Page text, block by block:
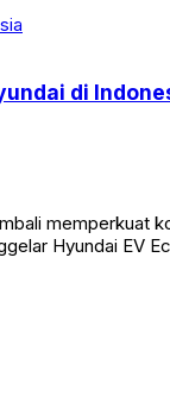
di
memperkuat
Hyundai EV